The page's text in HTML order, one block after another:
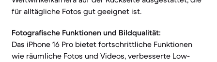
für alltägliche Fotos gut geeignet ist.
Fotografische Funktionen und Bildqualität:
Das iPhone 16 Pro bietet fortschrittliche Funktionen
wie räumliche Fotos und Videos, verbesserte Low-